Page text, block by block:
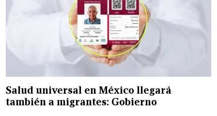
Salud universal en México llegará
también a migrantes: Gobierno